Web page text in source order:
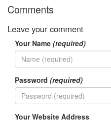
Comments
Leave your comment
Your Name (required)
Password (required)
Your Website Address
34
년
44
2005
년
월
2005
년